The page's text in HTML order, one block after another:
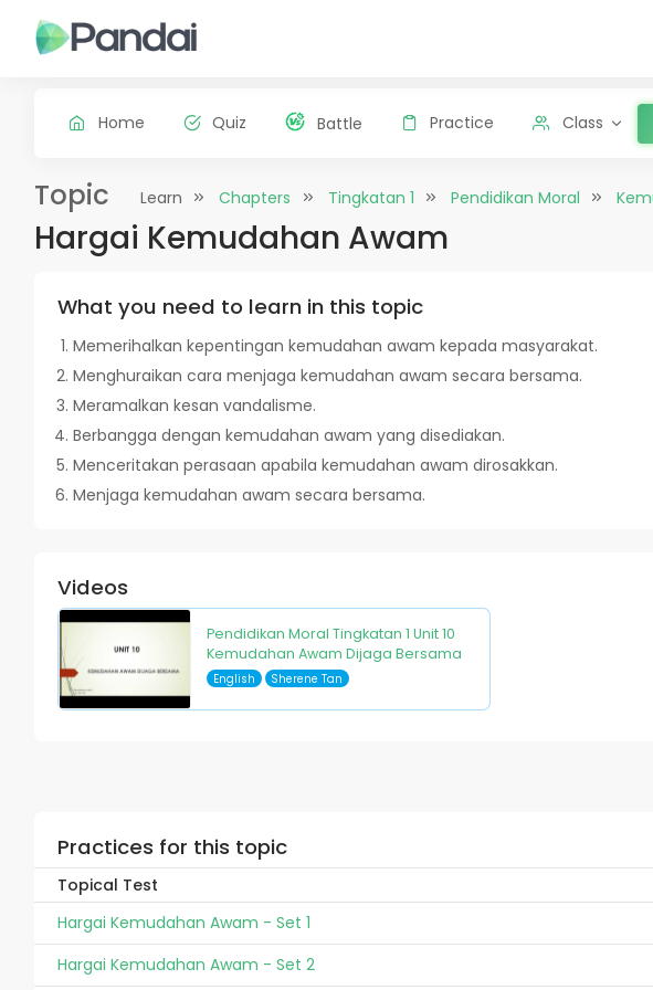
Home Quiz Battle Practice Class
Topic Learn Chapters Tingkatan 1 Pendidikan Moral
Hargai Kemudahan Awam
What you need to learn in this topic
Memerihalkan kepentingan kemudahan awam kepada masyarakat.
Menghuraikan cara menjaga kemudahan awam secara bersama.
Meramalkan kesan vandalisme.
Berbangga dengan kemudahan awam yang disediakan.
Menceritakan perasaan apabila kemudahan awam dirosakkan.
Menjaga kemudahan awam secara bersama.
Videos
Pendidikan Moral Tingkatan 1 Unit 10
Kemudahan Awam Dijaga Bersama
English Sherene Tan
Practices for this topic
Topical Test
Hargai Kemudahan Awam - Set 1
Hargai Kemudahan Awam - Set 2